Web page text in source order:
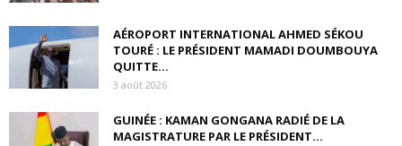
AÉROPORT INTERNATIONAL AHMED SÉKOU
TOURÉ : LE PRÉSIDENT MAMADI DOUMBOUYA
QUITTE...
3 août 2026
GUINÉE : KAMAN GONGANA RADIÉ DE LA
MAGISTRATURE PAR LE PRÉSIDENT...